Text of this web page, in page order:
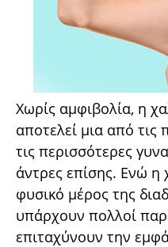
Χωρίς αμφιβολία, η
αποτελεί μια από τις
τις περισσότερες
άντρες επίσης. Ενώ
φυσικό μέρος της
υπάρχουν πολλοί
επιταχύνουν την